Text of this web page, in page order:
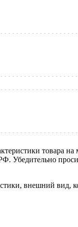
Убедительно
внешний вид,